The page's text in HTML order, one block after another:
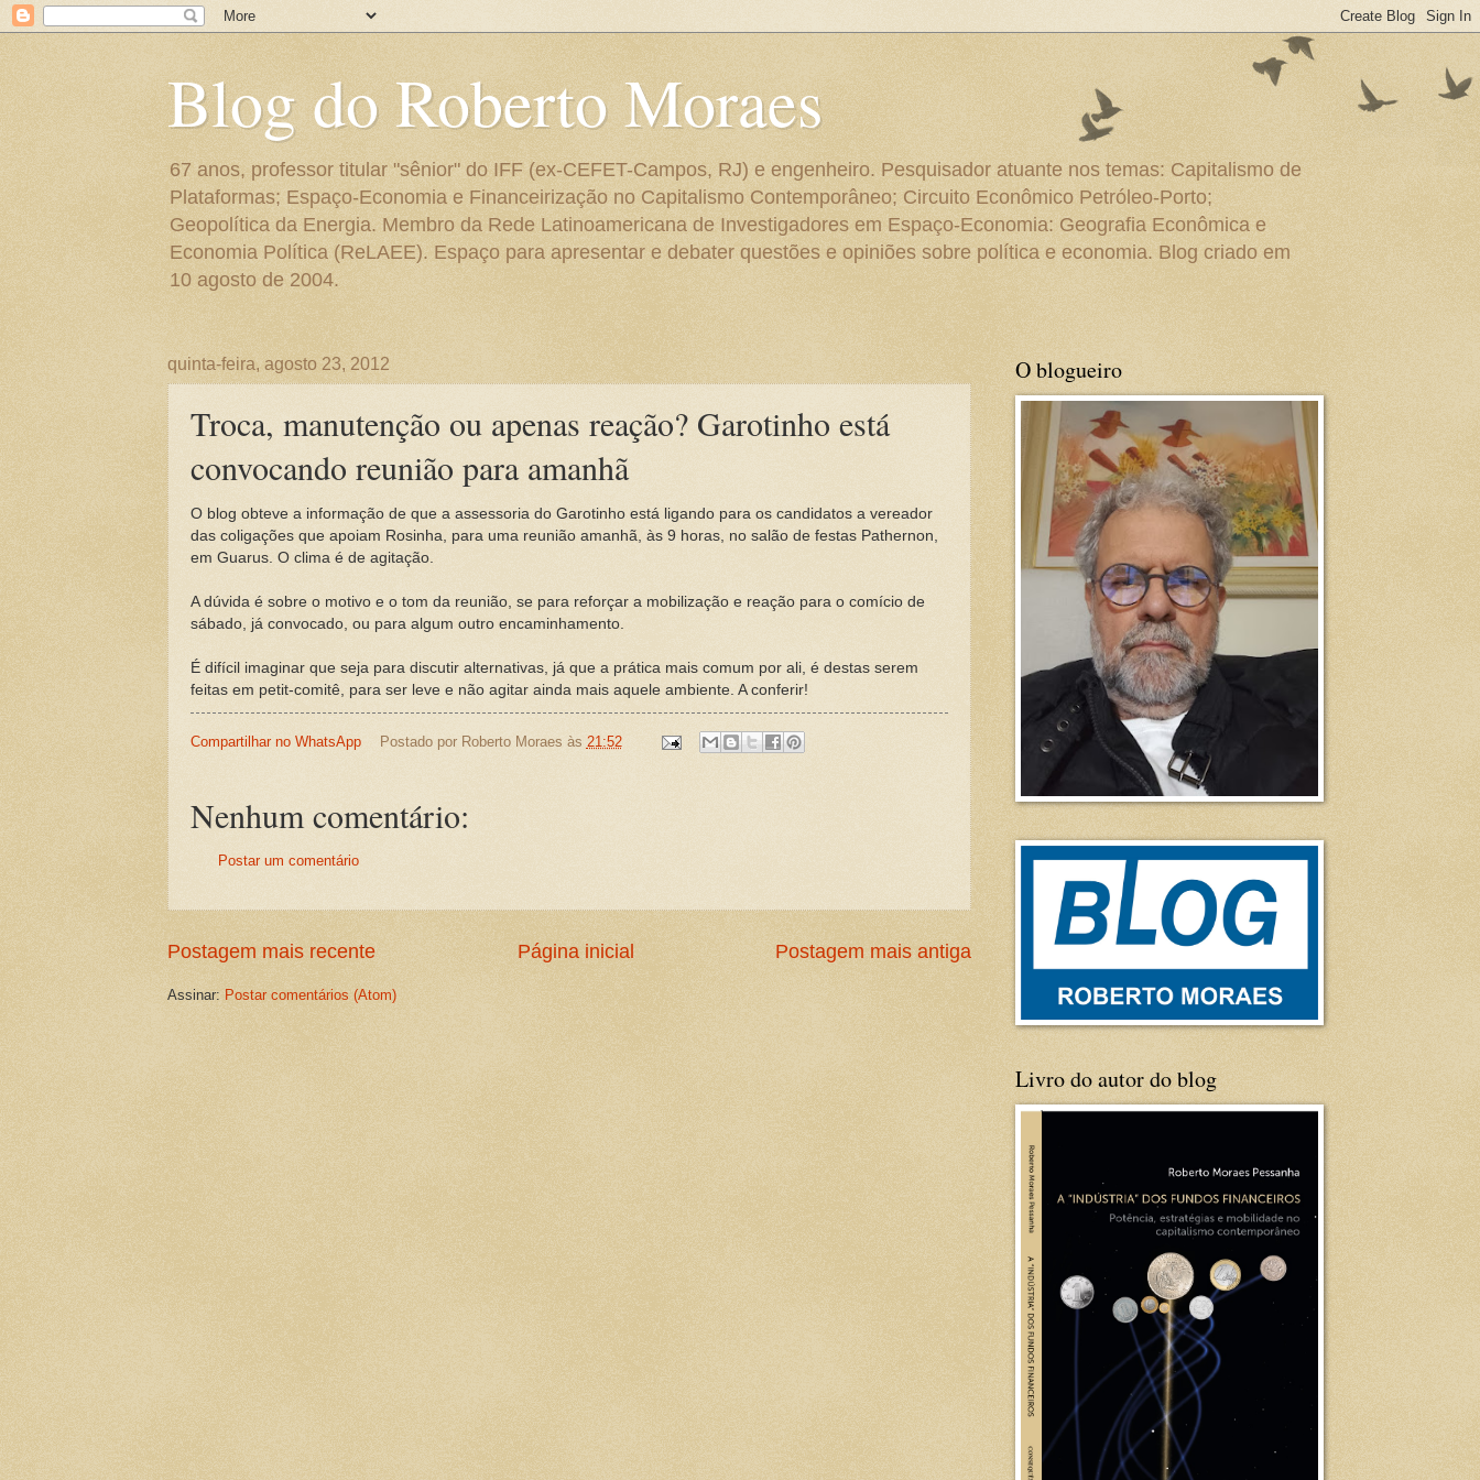
Blog do Roberto Moraes
67 anos, professor titular "sênior" do IFF (ex-CEFET-Campos, RJ) e engenheiro. Pesquisador atuante nos temas: Capitalismo de
Plataformas; Espaço-Economia e Financeirização no Capitalismo Contemporâneo; Circuito Econômico Petróleo-Porto;
Geopolítica da Energia. Membro da Rede Latinoamericana de Investigadores em Espaço-Economia: Geografia Econômica e
Economia Política (ReLAEE). Espaço para apresentar e debater questões e opiniões sobre política e economia. Blog criado em
10 agosto de 2004.
quinta-feira, agosto 23, 2012
Troca, manutenção ou apenas reação? Garotinho está
convocando reunião para amanhã
O blog obteve a informação de que a assessoria do Garotinho está ligando para os candidatos a vereador
das coligações que apoiam Rosinha, para uma reunião amanhã, às 9 horas, no salão de festas Pathernon,
em Guarus. O clima é de agitação.
A dúvida é sobre o motivo e o tom da reunião, se para reforçar a mobilização e reação para o comício de
sábado, já convocado, ou para algum outro encaminhamento.
É difícil imaginar que seja para discutir alternativas, já que a prática mais comum por ali, é destas serem
feitas em petit-comitê, para ser leve e não agitar ainda mais aquele ambiente. A conferir!
Compartilhar no WhatsApp Postado por Roberto Moraes às 21:52
Nenhum comentário:
Postar um comentário
Postagem mais recente Postagem mais antiga
Página inicial
Assinar: Postar comentários (Atom)
O blogueiro
Livro do autor do blog